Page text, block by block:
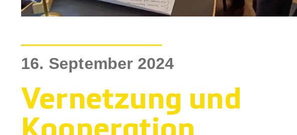
16. September 2024
Vernetzung und
Kooperation